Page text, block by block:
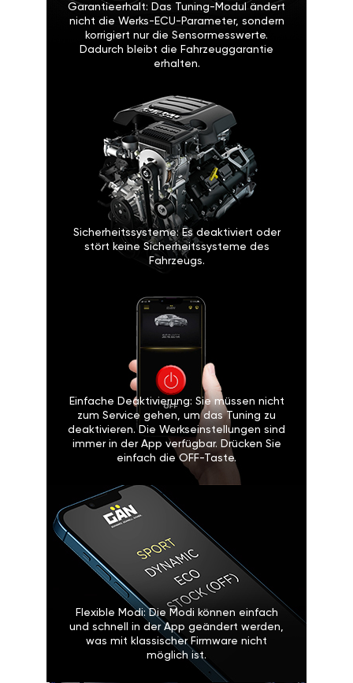
Garantieerhalt: Das Tuning-Modul ändert
nicht die Werks-ECU-Parameter, sondern
korrigiert nur die Sensormesswerte.
Dadurch bleibt die Fahrzeuggarantie
erhalten.
Sicherheitssysteme: Es deaktiviert oder
stört keine Sicherheitssysteme des
Fahrzeugs.
Einfache Deaktivierung: Sie müssen nicht
zum Service gehen, um das Tuning zu
deaktivieren. Die Werkseinstellungen sind
immer in der App verfügbar. Drücken Sie
einfach die OFF-Taste.
Flexible Modi: Die Modi können einfach
und schnell in der App geändert werden,
was mit klassischer Firmware nicht
möglich ist.